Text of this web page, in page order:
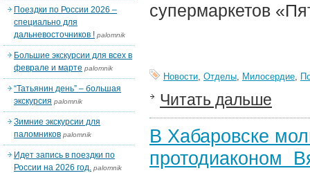
супермаркетов
Новости, Отделы, Милосердие,
Читать дальше
В Хабаровске
протодиаконом
Поездки по России 2026 –
специально для
дальневосточников ! palomnik
Большие экскурсии для всех в
феврале и марте palomnik
“Татьянин день” – большая
экскурсия palomnik
Зимние экскурсии для
паломников palomnik
Идет запись в поездки по
России на 2026 год. palomnik